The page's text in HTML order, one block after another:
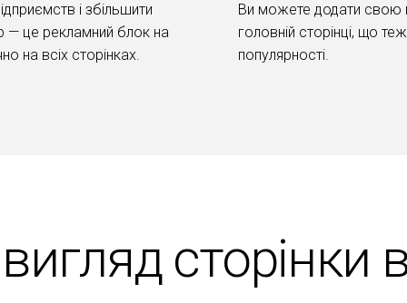
і збільшити
— це рекламний блок на
на всіх сторінках.
Ви можете додати свою
головній сторінці, що
популярності.
сторінки